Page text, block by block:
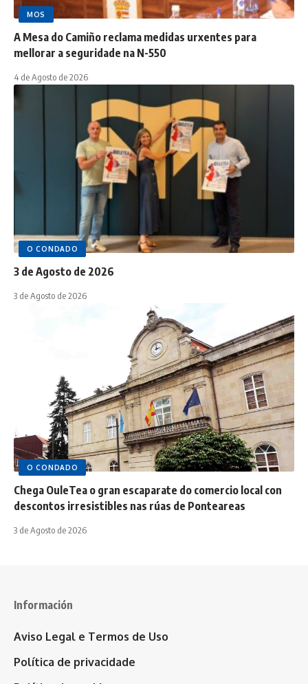
MOS
A Mesa do Camiño reclama medidas urxentes para
mellorar a seguridade na N-550
4 de Agosto de 2026
O CONDADO
3 de Agosto de 2026
3 de Agosto de 2026
O CONDADO
Chega OuleTea o gran escaparate do comercio local con
descontos irresistibles nas rúas de Ponteareas
3 de Agosto de 2026
Información
Aviso Legal e Termos de Uso
Política de privacidade